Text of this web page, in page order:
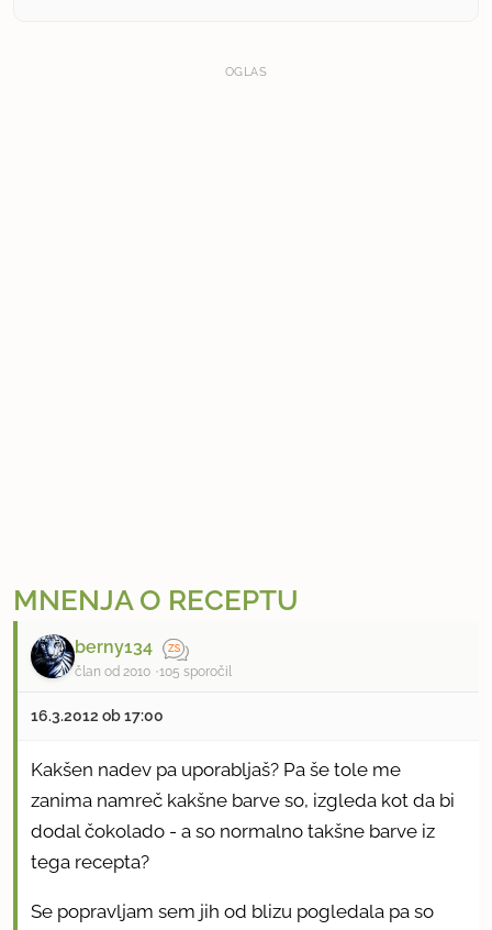
OGLAS
MNENJA O RECEPTU
berny134
član od 2010 105 sporočil
16.3.2012 ob 17:00
Kakšen nadev pa uporabljaš? Pa še tole me
zanima namreč kakšne barve so, izgleda kot da bi
dodal čokolado - a so normalno takšne barve iz
tega recepta?
Se popravljam sem jih od blizu pogledala pa so